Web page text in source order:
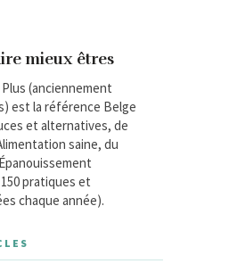
mieux êtres
(anciennement
est la référence Belge
et alternatives, de
saine, du
pratiques et
chaque année).